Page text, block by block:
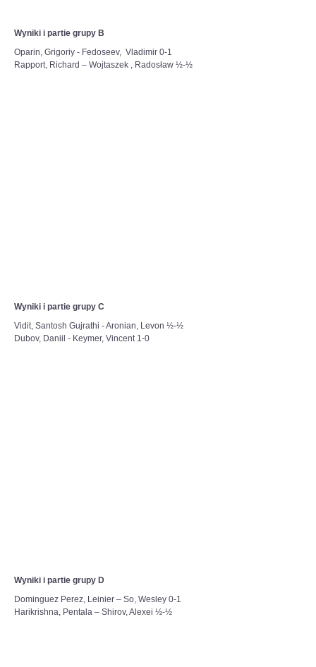
Wyniki i partie grupy B
Oparin, Grigoriy - Fedoseev, Vladimir 0-1
Rapport, Richard – Wojtaszek , Radosław ½-½
Wyniki i partie grupy C
Vidit, Santosh Gujrathi - Aronian, Levon ½-½
Dubov, Daniil - Keymer, Vincent 1-0
Wyniki i partie grupy D
Dominguez Perez, Leinier – So, Wesley 0-1
Harikrishna, Pentala – Shirov, Alexei ½-½